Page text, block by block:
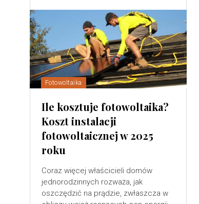
Fotowoltaika
Ile kosztuje fotowoltaika?
Koszt instalacji
fotowoltaicznej w 2025
roku
Coraz więcej właścicieli domów
jednorodzinnych rozważa, jak
oszczędzić na prądzie, zwłaszcza w